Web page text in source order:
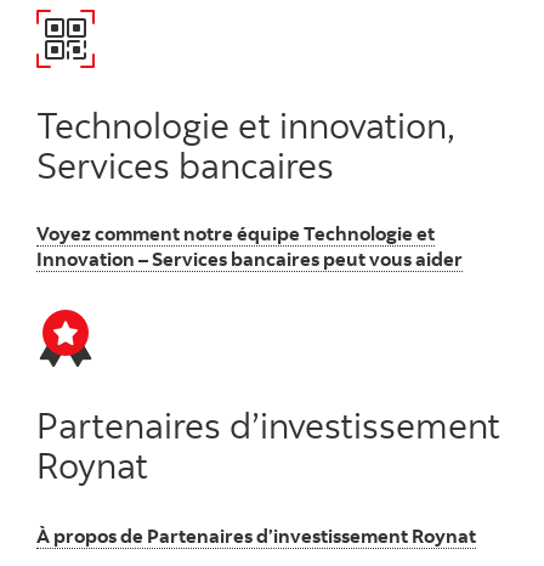
Technologie et innovation,
Services bancaires
Voyez comment notre équipe Technologie et
Innovation – Services bancaires peut vous aider
Partenaires d’investissement
Roynat
À propos de Partenaires d’investissement Roynat